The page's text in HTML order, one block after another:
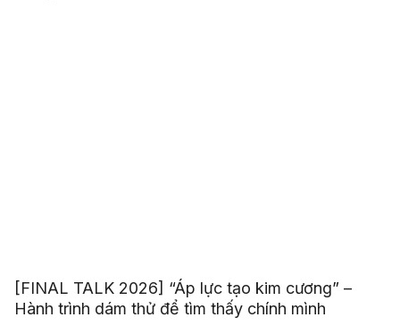
[FINAL TALK 2026] “Áp lực tạo kim cương” –
Hành trình dám thử để tìm thấy chính mình